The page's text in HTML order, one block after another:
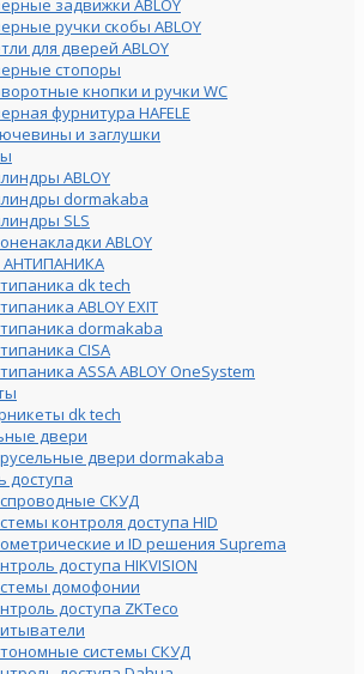
ручки скобы ABLOY
для дверей ABLOY
стопоры
кнопки и ручки WC
фурнитура HAFELE
и заглушки
ABLOY
dormakaba
SLS
ABLOY
АНТИПАНИКА
dk tech
ABLOY EXIT
dormakaba
СISA
ASSA ABLOY OneSystem
dk tech
двери
двери dormakaba
доступа
СКУД
контроля доступа HID
и ID решения Suprema
доступа HIKVISION
домофонии
доступа ZKTeco
системы СКУД